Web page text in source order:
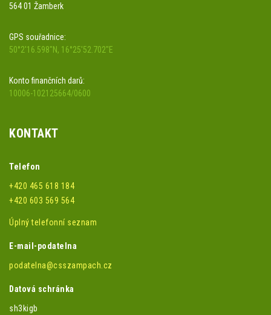
564 01 Žamberk
GPS souřadnice:
50°2'16.598"N, 16°25'52.702"E
Konto finančních darů:
10006-102125664/0600
KONTAKT
Telefon
+420 465 618 184
+420 603 569 564
Úplný telefonní seznam
E-mail-podatelna
podatelna@csszampach.cz
Datová schránka
sh3kigb